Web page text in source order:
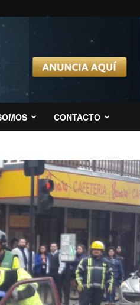
CONTACTO